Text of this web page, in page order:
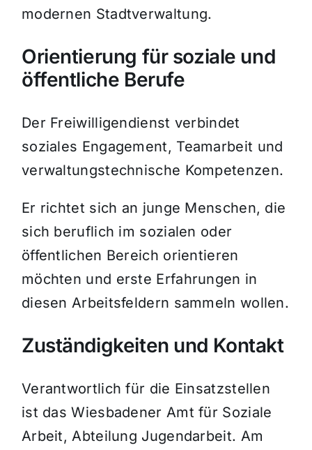
modernen Stadtverwaltung.
Orientierung für soziale und
öffentliche Berufe
Der Freiwilligendienst verbindet
soziales Engagement, Teamarbeit und
verwaltungstechnische Kompetenzen.
Er richtet sich an junge Menschen, die
sich beruflich im sozialen oder
öffentlichen Bereich orientieren
möchten und erste Erfahrungen in
diesen Arbeitsfeldern sammeln wollen.
Zuständigkeiten und Kontakt
Verantwortlich für die Einsatzstellen
ist das Wiesbadener Amt für Soziale
Arbeit, Abteilung Jugendarbeit. Am